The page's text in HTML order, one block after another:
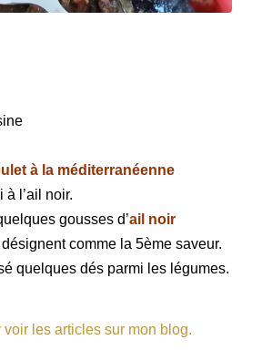
à la méditerranéenne
à l’ail noir.
gousses d’ail noir
comme la 5ème saveur.
quelques dés parmi les légumes.
les articles sur mon blog.